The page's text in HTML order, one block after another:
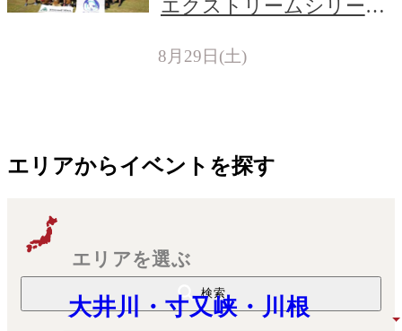
エクストリームシリーズ
8月29日(土)
エリアからイベントを探す
エリアを選ぶ
大井川・寸又峡・川根
検索